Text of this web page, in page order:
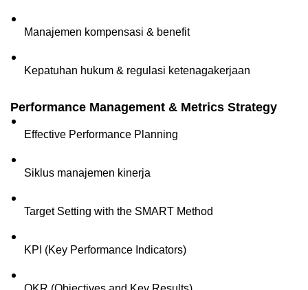
Manajemen kompensasi & benefit
Kepatuhan hukum & regulasi ketenagakerjaan
Performance Management & Metrics Strategy
Effective Performance Planning
Siklus manajemen kinerja
Target Setting with the SMART Method
KPI (Key Performance Indicators)